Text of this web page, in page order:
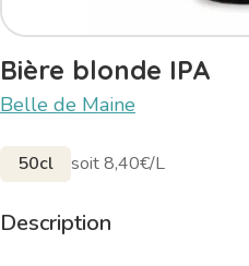
Bière blonde IPA
Belle de Maine
50cl soit 8,40€/L
Description